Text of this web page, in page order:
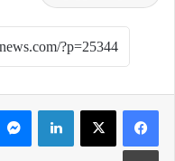
لينكدإن
طباعة